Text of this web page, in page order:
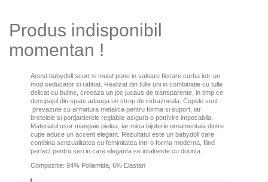
Produs indisponibil
momentan !
Acest babydoll scurt si mulat pune in valoare fiecare curba intr-un
mod seducator si rafinat. Realizat din tulle uni in combinatie cu tulle
delicat cu buline, creeaza un joc jucaus de transparente, in timp ce
decupajul din spate adauga un strop de indrazneala. Cupele sunt
prevazute cu armatura metalica pentru forma si suport, iar
bretelele si portjartierele reglabile asigura o potrivire impecabila.
Materialul usor mangaie pielea, iar mica bijuterie ornamentala dintre
cupe aduce un accent elegant. Rezultatul este un babydoll care
combina senzualitatea cu feminitatea intr-o forma moderna, fiind
perfect pentru seri in care eleganta se intalneste cu dorinta.
Compozitie: 94% Poliamida, 6% Elastan